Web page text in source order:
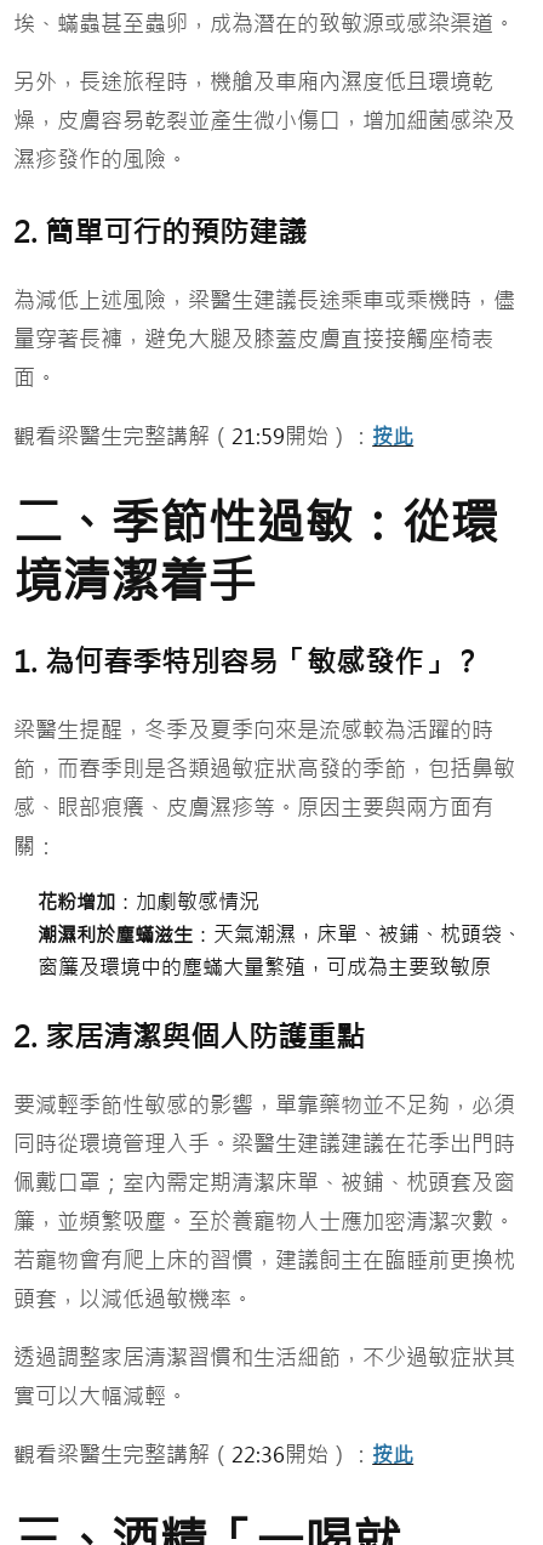
埃、蟎蟲甚至蟲卵，成為潛在的致敏源或感染渠道。
另外，長途旅程時，機艙及車廂內濕度低且環境乾
燥，皮膚容易乾裂並產生微小傷口，增加細菌感染及
濕疹發作的風險。
2. 簡單可行的預防建議
為減低上述風險，梁醫生建議長途乘車或乘機時，儘
量穿著長褲，避免大腿及膝蓋皮膚直接接觸座椅表
面。
觀看梁醫生完整講解（21:59開始）： 按此
二、季節性過敏：從環
境清潔着手
1. 為何春季特別容易「敏感發作」？
梁醫生提醒，冬季及夏季向來是流感較為活躍的時
節，而春季則是各類過敏症狀高發的季節，包括鼻敏
感、眼部痕癢、皮膚濕疹等。原因主要與兩方面有
關：
花粉增加 ：加劇敏感情況
潮濕利於塵蟎滋生 ：天氣潮濕，床單、被鋪、枕頭袋、
窗簾及環境中的塵蟎大量繁殖，可成為主要致敏原
2. 家居清潔與個人防護重點
要減輕季節性敏感的影響，單靠藥物並不足夠，必須
同時從環境管理入手。梁醫生建議建議在花季出門時
佩戴口罩；室內需定期清潔床單、被鋪、枕頭套及窗
簾，並頻繁吸塵。至於養寵物人士應加密清潔次數。
若寵物會有爬上床的習慣，建議飼主在臨睡前更換枕
頭套，以減低過敏機率。
透過調整家居清潔習慣和生活細節，不少過敏症狀其
實可以大幅減輕。
觀看梁醫生完整講解（22:36開始）： 按此